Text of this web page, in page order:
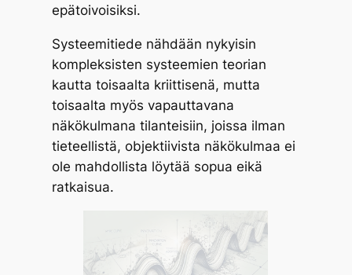
epätoivoisiksi.
Systeemitiede nähdään nykyisin
kompleksisten systeemien teorian
kautta toisaalta kriittisenä, mutta
toisaalta myös vapauttavana
näkökulmana tilanteisiin, joissa ilman
tieteellistä, objektiivista näkökulmaa ei
ole mahdollista löytää sopua eikä
ratkaisua.